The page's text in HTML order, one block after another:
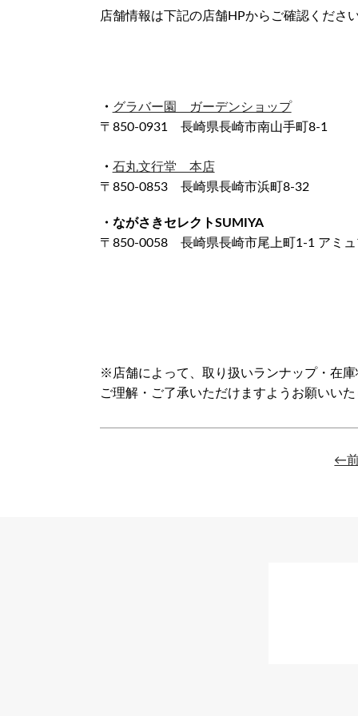
店舗情報は下記の店舗HPからご確認ください
・ グラバー園 ガーデンショップ
〒850-0931 長崎県長崎市南山手町8-1
・ 石丸文行堂 本店
〒850-0853 長崎県長崎市浜町8-32
・ながさきセレクトSUMIYA
〒850-0058 長崎県長崎市尾上町1-1 アミュ
※店舗によって、取り扱いランナップ・在庫
ご理解・ご了承いただけますようお願いいた
←